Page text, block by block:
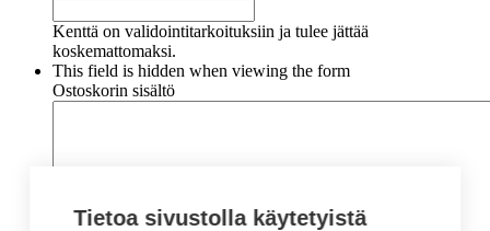
Kenttä on validointitarkoituksiin ja tulee jättää
koskemattomaksi.
This field is hidden when viewing the form
Ostoskorin sisältö
Tietoa sivustolla käytetyistä